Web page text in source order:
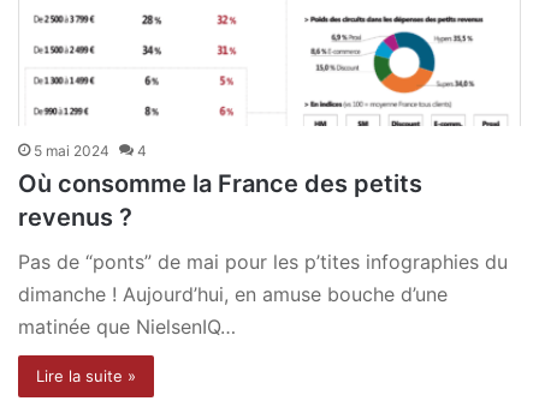
5 mai 2024 4
Où consomme la France des petits
revenus ?
Pas de “ponts” de mai pour les p’tites infographies du
dimanche ! Aujourd’hui, en amuse bouche d’une
matinée que NielsenIQ…
Lire la suite »